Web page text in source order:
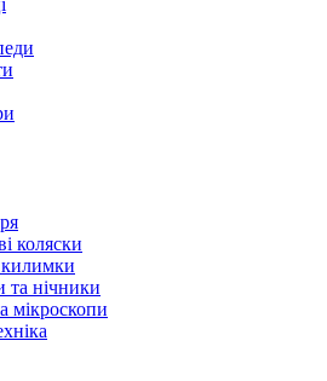
коляски
килимки
та нічники
мікроскопи